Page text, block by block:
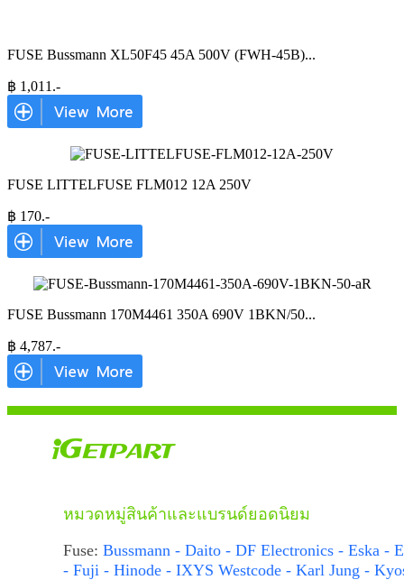
FUSE Bussmann XL50F45 45A 500V (FWH-45B)...
฿ 1,011 .-
FUSE LITTELFUSE FLM012 12A 250V
฿ 170.-
FUSE Bussmann 170M4461 350A 690V 1BKN/50...
฿ 4,787.-
หมวดหมู่สินค้าและแบรนด์ยอดนิยม
Fuse: Bussmann - Daito - DF Electronics - Eska -
- Fuji - Hinode - IXYS Westcode - Karl Jung -